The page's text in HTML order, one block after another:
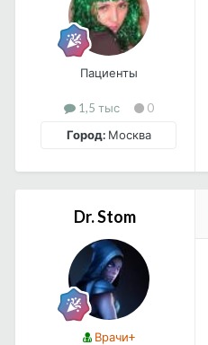
Пациенты
1,5 тыс
0
Город:Москва
Dr. Stom
Врачи+